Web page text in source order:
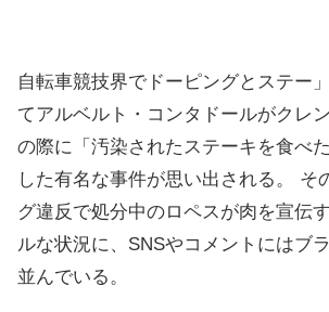
自転車競技界でドーピングとステー
てアルベルト・コンタドールがクレ
の際に「汚染されたステーキを食べ
した有名な事件が思い出される。 そ
グ違反で処分中のロペスが肉を宣伝
ルな状況に、SNSやコメントにはブ
並んでいる。